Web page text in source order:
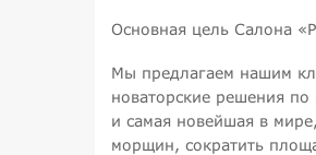
Основная цель Салона
Мы предлагаем нашим
новаторские решения
и самая новейшая в
морщин, сократить